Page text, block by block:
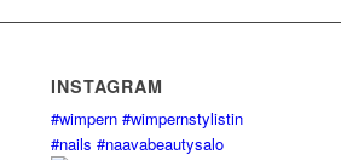
INSTAGRAM
#wimpern #wimpernstylistin
#nails #naavabeautysalo